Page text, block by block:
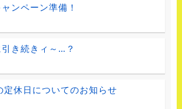
ンペーン準備！
き続きィ～…？
定休日についてのお知らせ